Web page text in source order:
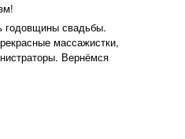
годовщины свадьбы.
массажистки,
Вернёмся